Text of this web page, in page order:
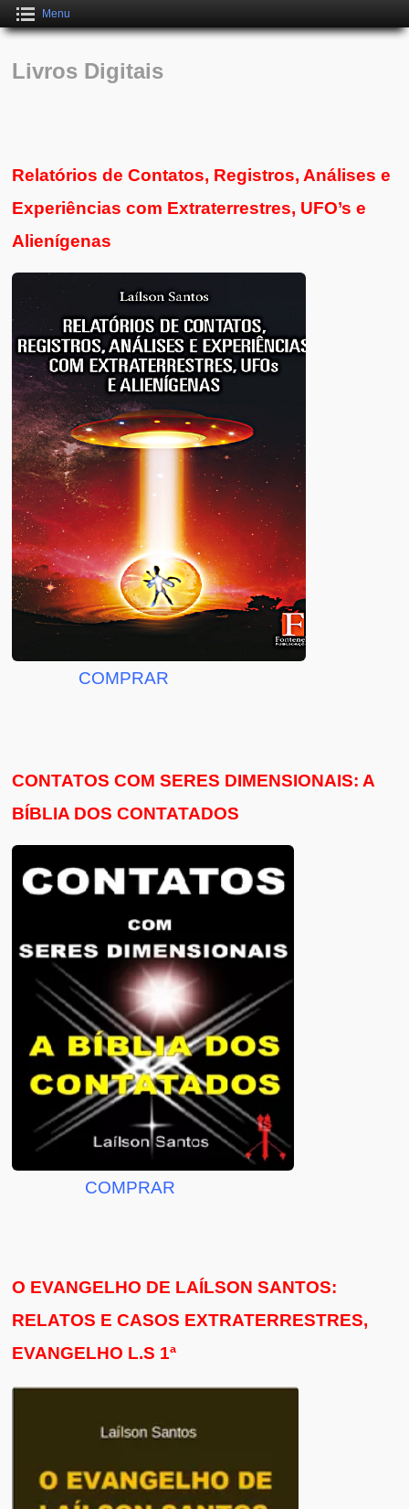
Menu
Livros Digitais
Relatórios de Contatos, Registros, Análises e
Experiências com Extraterrestres, UFO’s e
Alienígenas
COMPRAR
CONTATOS COM SERES DIMENSIONAIS: A
BÍBLIA DOS CONTATADOS
COMPRAR
O EVANGELHO DE LAÍLSON SANTOS:
RELATOS E CASOS EXTRATERRESTRES,
EVANGELHO L.S 1ª